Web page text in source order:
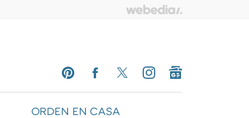
ORDEN EN CASA